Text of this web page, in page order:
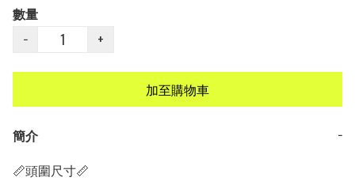
數量
−
+
加至購物車
簡介
−
📏頭圍尺寸📏